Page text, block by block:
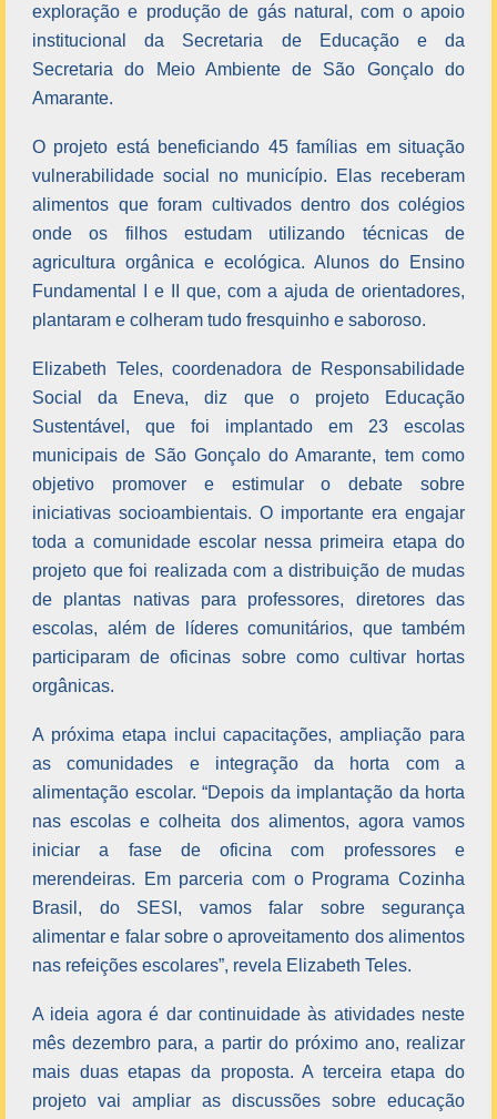
exploração e produção de gás natural, com o apoio
institucional da Secretaria de Educação e da
Secretaria do Meio Ambiente de São Gonçalo do
Amarante.
O projeto está beneficiando 45 famílias em situação
vulnerabilidade social no município. Elas receberam
alimentos que foram cultivados dentro dos colégios
onde os filhos estudam utilizando técnicas de
agricultura orgânica e ecológica. Alunos do Ensino
Fundamental I e II que, com a ajuda de orientadores,
plantaram e colheram tudo fresquinho e saboroso.
Elizabeth Teles, coordenadora de Responsabilidade
Social da Eneva, diz que o projeto Educação
Sustentável, que foi implantado em 23 escolas
municipais de São Gonçalo do Amarante, tem como
objetivo promover e estimular o debate sobre
iniciativas socioambientais. O importante era engajar
toda a comunidade escolar nessa primeira etapa do
projeto que foi realizada com a distribuição de mudas
de plantas nativas para professores, diretores das
escolas, além de líderes comunitários, que também
participaram de oficinas sobre como cultivar hortas
orgânicas.
A próxima etapa inclui capacitações, ampliação para
as comunidades e integração da horta com a
alimentação escolar. “Depois da implantação da horta
nas escolas e colheita dos alimentos, agora vamos
iniciar a fase de oficina com professores e
merendeiras. Em parceria com o Programa Cozinha
Brasil, do SESI, vamos falar sobre segurança
alimentar e falar sobre o aproveitamento dos alimentos
nas refeições escolares”, revela Elizabeth Teles.
A ideia agora é dar continuidade às atividades neste
mês dezembro para, a partir do próximo ano, realizar
mais duas etapas da proposta. A terceira etapa do
projeto vai ampliar as discussões sobre educação